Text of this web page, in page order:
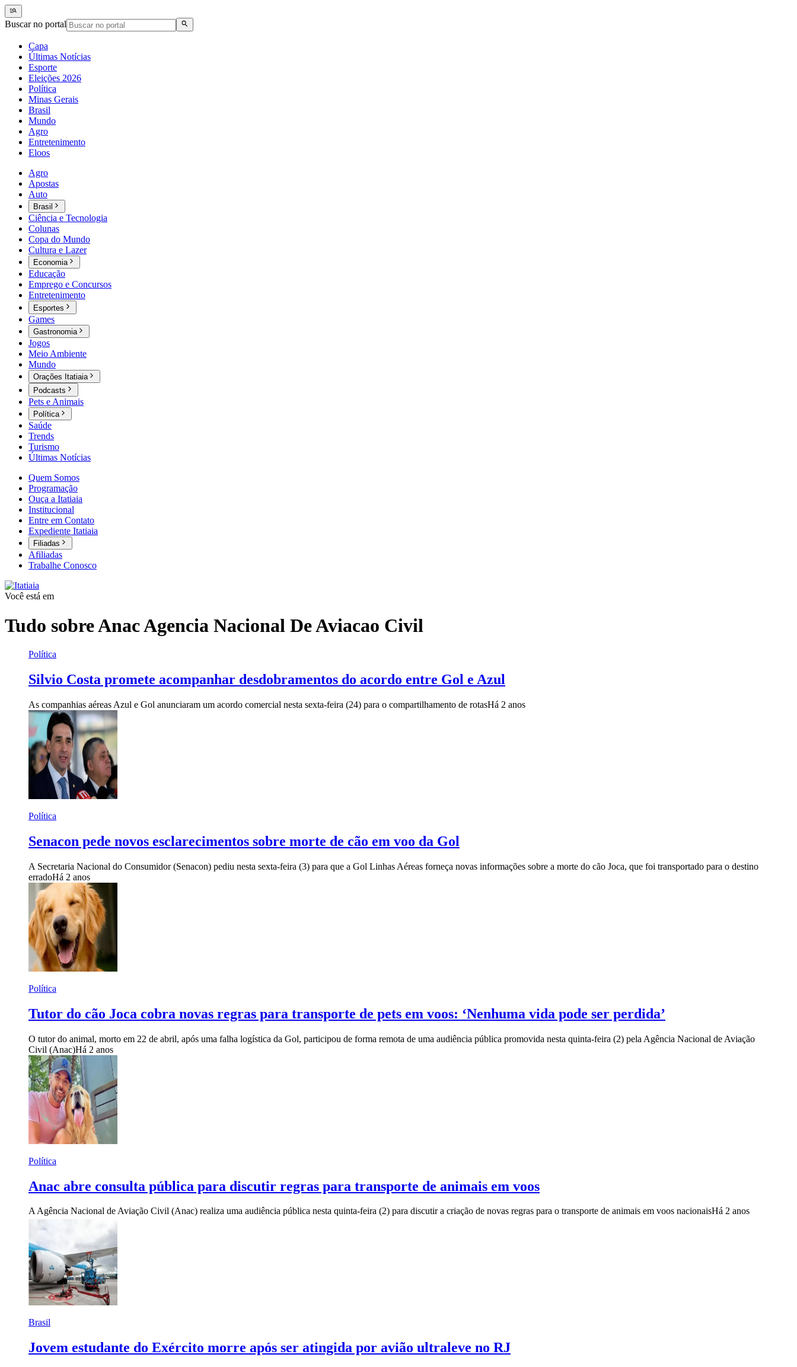
Buscar no portal
Capa
Últimas Notícias
Esporte
Eleições 2026
Política
Minas Gerais
Brasil
Mundo
Agro
Entretenimento
Eloos
Agro
Apostas
Auto
Brasil
Ciência e Tecnologia
Colunas
Copa do Mundo
Cultura e Lazer
Economia
Educação
Emprego e Concursos
Entretenimento
Esportes
Games
Gastronomia
Jogos
Meio Ambiente
Mundo
Orações Itatiaia
Podcasts
Pets e Animais
Política
Saúde
Trends
Turismo
Últimas Notícias
Quem Somos
Programação
Ouça a Itatiaia
Institucional
Entre em Contato
Expediente Itatiaia
Filiadas
Afiliadas
Trabalhe Conosco
Você está em
Tudo sobreAnac Agencia Nacional De Aviacao Civil
Política
Silvio Costa promete acompanhar desdobramentos do acordo entre Gol e Azul
As companhias aéreas Azul e Gol anunciaram um acordo comercial nesta sexta-feira (24) para o compartilhamento de rotasHá 2 anos
Política
Senacon pede novos esclarecimentos sobre morte de cão em voo da Gol
A Secretaria Nacional do Consumidor (Senacon) pediu nesta sexta-feira (3) para que a Gol Linhas Aéreas forneça novas informações sobre a morte do cão Joca, que foi transportado para o destino
erradoHá 2 anos
Política
Tutor do cão Joca cobra novas regras para transporte de pets em voos: ‘Nenhuma vida pode ser perdida’
O tutor do animal, morto em 22 de abril, após uma falha logística da Gol, participou de forma remota de uma audiência pública promovida nesta quinta-feira (2) pela Agência Nacional de Aviação
Civil (Anac)Há 2 anos
Política
Anac abre consulta pública para discutir regras para transporte de animais em voos
A Agência Nacional de Aviação Civil (Anac) realiza uma audiência pública nesta quinta-feira (2) para discutir a criação de novas regras para o transporte de animais em voos nacionaisHá 2 anos
Brasil
Jovem estudante do Exército morre após ser atingida por avião ultraleve no RJ